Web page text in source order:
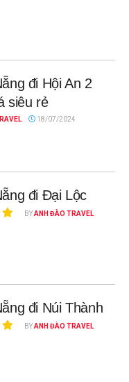
đi Hội An 2
siêu rẻ
18/07/2024
đi Đại Lộc
BYANH ĐÀO TRAVEL
đi Núi Thành
BYANH ĐÀO TRAVEL